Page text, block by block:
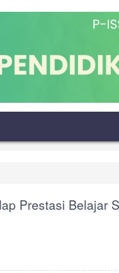
Prestasi Belajar